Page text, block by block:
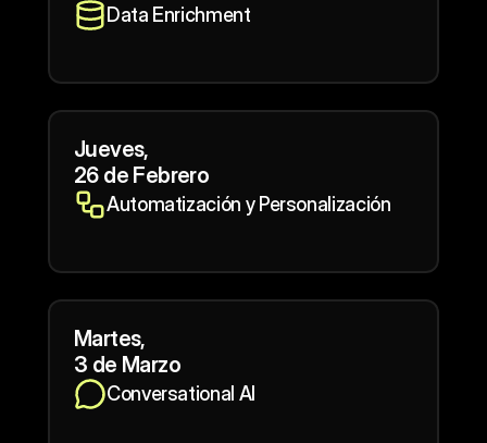
Data Enrichment
Jueves,
26 de Febrero
Automatización y Personalización
Martes,
3 de Marzo
Conversational AI